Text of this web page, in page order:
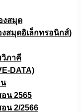
งสมุด
งสมุดอิเล็กทรอนิกส์)
ภาคี
DATA)
น
อน 2565
น 2/2566